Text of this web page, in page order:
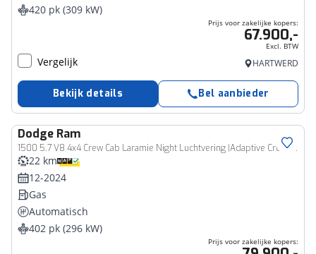
420 pk (309 kW)
Prijs voor zakelijke kopers:
67.900,-
Excl. BTW
Vergelijk HARTWERD
Bekijk details Bel aanbieder
Dodge Ram
1500 5.7 V8 4x4 Crew Cab Laramie Night Luchtvering |Adaptive Cruise Control |RAMBox® |Multifunctionele Tailgate
Bedrijfswagen
22 km
12-2024
Gas
Automatisch
402 pk (296 kW)
Prijs voor zakelijke kopers: